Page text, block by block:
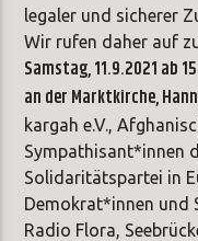
legaler und sicherer
Wir rufen daher auf
Samstag, 11.9.2021 ab
an der Marktkirche,
kargah e.V.,
Sympathisant*innen
Solidaritätspartei in
Demokrat*innen und
Radio Flora,